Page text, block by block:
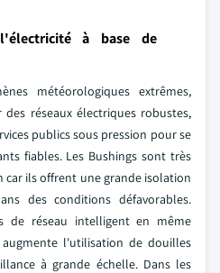
à base de
météorologiques extrêmes,
réseaux électriques robustes,
publics sous pression pour se
fiables. Les Bushings sont très
car ils offrent une grande isolation
des conditions défavorables.
de réseau intelligent en même
l'utilisation de douilles
à grande échelle. Dans les